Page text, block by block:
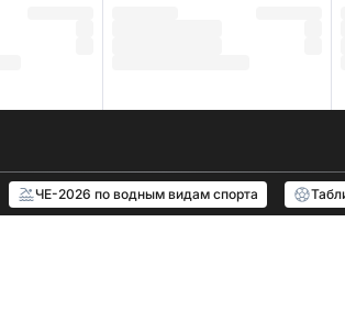
ЧЕ-2026 по водным видам спорта